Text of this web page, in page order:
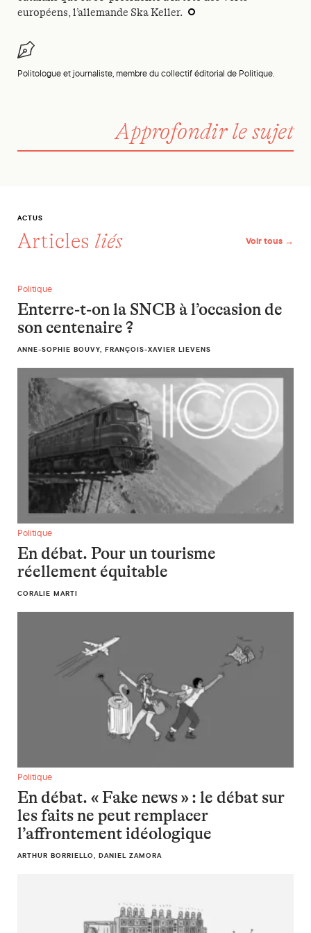
Politologue et journaliste, membre du collectif éditorial de Politique.
européens, l’allemande Ska Keller.
Approfondir le sujet
ACTUS
Articles liés Voir tous →
Enterre-t-on la SNCB à l’occasion de son centenaire ?
Politique
Enterre-t-on la SNCB à l’occasion de
son centenaire ?
ANNE-SOPHIE BOUVY, FRANÇOIS-XAVIER LIEVENS
En débat. Pour un tourisme réellement équitable
Politique
En débat. Pour un tourisme
réellement équitable
CORALIE MARTI
En débat. « Fake news » : le débat sur les faits ne peut
Politique
En débat. « Fake news » : le débat sur
les faits ne peut remplacer
l’affrontement idéologique
ARTHUR BORRIELLO, DANIEL ZAMORA